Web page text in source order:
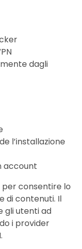
dagli
l’installazione
account
per consentire lo
di contenuti. Il
gli utenti ad
i provider